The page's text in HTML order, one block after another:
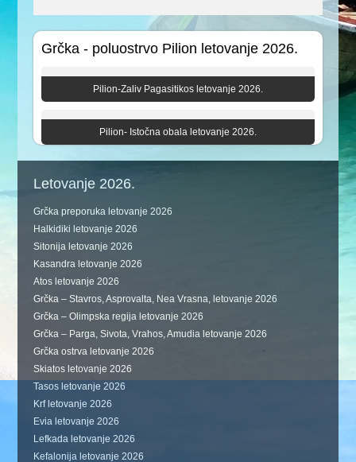
Grčka - poluostrvo Pilion letovanje 2026.
Pilion-Zaliv Pagasitikos letovanje 2026.
Pilion- Istočna obala letovanje 2026.
Letovanje 2026.
Grčka preporuka letovanje 2026
Halkidiki letovanje 2026
Sitonija letovanje 2026
Kasandra letovanje 2026
Atos letovanje 2026
Grčka – Stavros, Asprovalta, Nea Vrasna, letovanje 2026
Grčka – Olimpska regija letovanje 2026
Grčka – Parga, Sivota, Vrahos, Amudia letovanje 2026
Grčka ostrva letovanje 2026
Skiatos letovanje 2026
Tasos letovanje 2026
Krf letovanje 2026
Evia letovanje 2026
Lefkada letovanje 2026
Kefalonija letovanje 2026